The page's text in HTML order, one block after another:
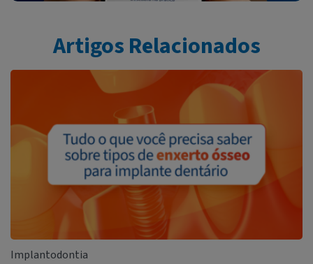
Artigos Relacionados
Implantodontia